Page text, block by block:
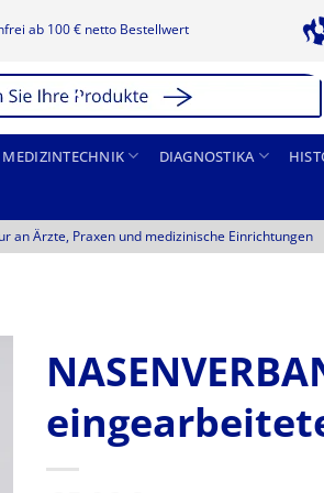
ab 100 € netto Bestellwert
MEDIZINTECHNIK DIAGNOSTIKA
an Ärzte, Praxen und medizinische Einrichtungen